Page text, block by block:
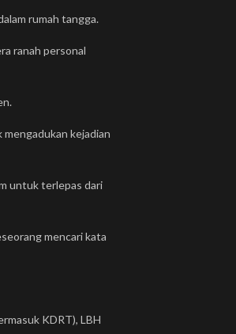
rumah tangga.
ranah personal
mengadukan kejadian
untuk terlepas dari
mencari kata
KDRT), LBH